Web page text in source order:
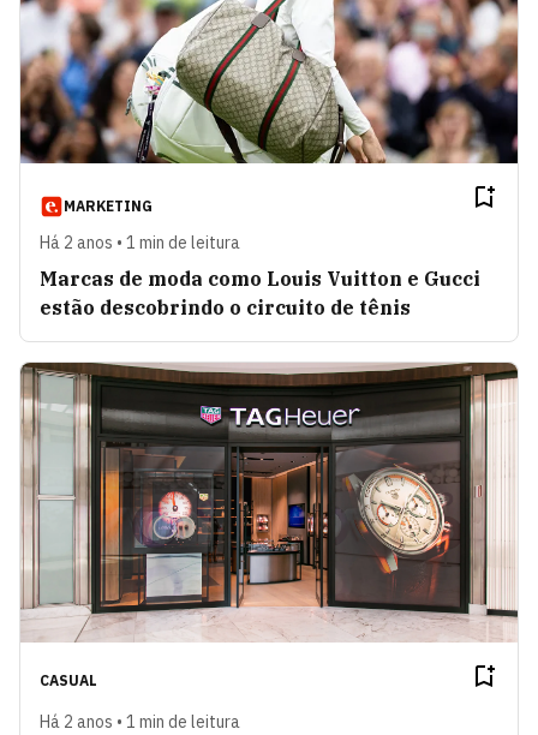
MARKETING
Há 2 anos • 1 min de leitura
Marcas de moda como Louis Vuitton e Gucci
estão descobrindo o circuito de tênis
CASUAL
Há 2 anos • 1 min de leitura